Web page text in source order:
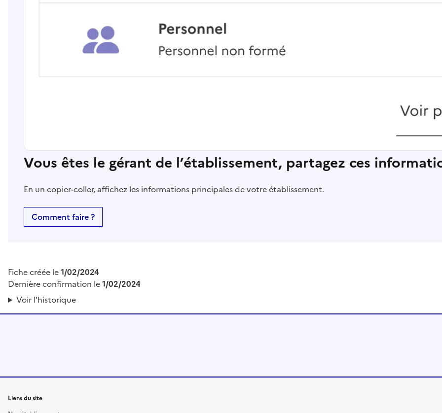
Vous êtes le gérant de l’établissement, partagez ces
En un copier-coller, affichez les informations principales de votre établissement.
Comment faire ?
Fiche créée le1/02/2024
Dernière confirmation le1/02/2024
Voir l'historique
Liens du site